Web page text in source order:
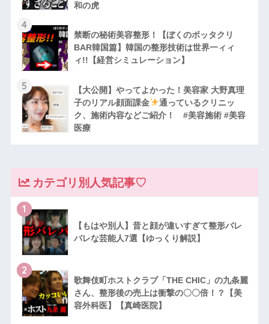
和の虎
4
禁断の秘術美容整形！【ぼくのボッタクリ
BAR韓国篇】韓国の整形技術は世界一ィィ
ィ!!【経営シミュレーション】
5
【大公開】やってよかった！美容家 大野真理
子のリアル顔面課金
通っているクリニッ
ク、施術内容などご紹介！ #美容施術 #美容
医療
カテゴリ別人気記事♡
1
【もはや別人】昔と顔が違いすぎて整形バレ
バレな芸能人7選【ゆっくり解説】
2
歌舞伎町ホストクラブ「THE CHIC」の九条麗
さん、整形後の売上は衝撃の〇〇倍！？【美
容外科医】【真崎医院】